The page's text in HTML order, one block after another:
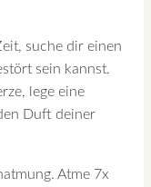
suche dir einen
sein kannst.
lege eine
Duft deiner
Atme 7x